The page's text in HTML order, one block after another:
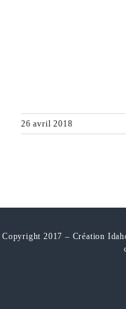
26 avril 2018
Copyright 2017 – Création